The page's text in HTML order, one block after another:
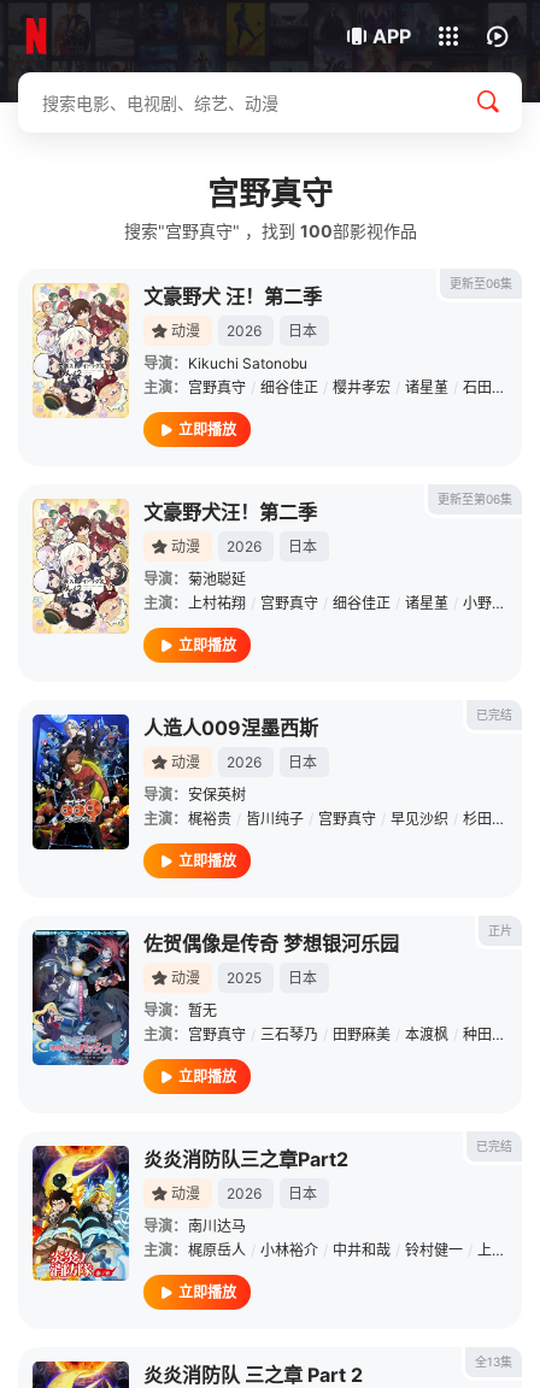
APP
下载客户端
宫野真守
搜索"宫野真守" ，找到 100部影视作品
更新至06集
文豪野犬 汪！第二季
动漫 2026
日本
导演： Kikuchi Satonobu
主演： 宫野真守 / 细谷佳正 / 樱井孝宏 / 诸星堇 / 石田彰
立即播放
更新至第06集
文豪野犬汪！第二季
动漫 2026
日本
导演： 菊池聪延
主演： 上村祐翔 / 宫野真守 / 细谷佳正 / 诸星堇 / 小野贤章
立即播放
已完结
人造人009涅墨西斯
动漫 2026
日本
导演： 安保英树
主演： 梶裕贵 / 皆川纯子 / 宫野真守 / 早见沙织 / 杉田智和
立即播放
正片
佐贺偶像是传奇 梦想银河乐园
动漫 2025
日本
导演： 暂无
主演： 宫野真守 / 三石琴乃 / 田野麻美 / 本渡枫 / 种田梨沙
立即播放
已完结
炎炎消防队三之章Part2
动漫 2026
日本
导演： 南川达马
主演： 梶原岳人 / 小林裕介 / 中井和哉 / 铃村健一 / 上条沙惠子
立即播放
全13集
炎炎消防队 三之章 Part 2